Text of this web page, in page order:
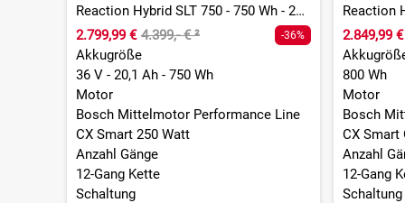
E-Bike Zulassungspflichtig
Nein
Farbe
Grün
Federung
Mit Federung
Gänge
12 - Gänge
Geschlecht
Herren
Reaction Hybrid SLT 750 - 750 Wh - 27,5 Zoll - Diamant
2.799,99 € 4.399,- €² -36%
Akkugröße
36 V - 20,1 Ah - 750 Wh
Motor
Bosch Mittelmotor Performance Line
CX Smart 250 Watt
Anzahl Gänge
12-Gang Kette
Schaltung
2.849,99 €
800 Wh
Motor
Bosch
CX Smart
Anzahl
12-Gang
Schaltung